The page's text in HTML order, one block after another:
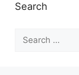
Search